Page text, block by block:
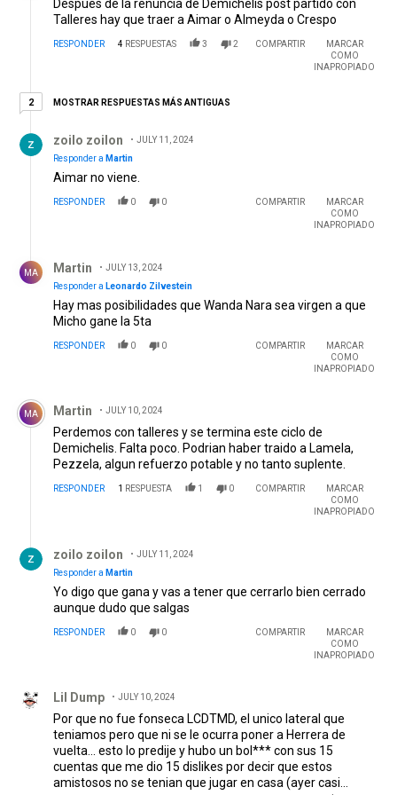
Despues de la renuncia de Demichelis post partido con
Talleres hay que traer a Aimar o Almeyda o Crespo
RESPONDER 4 RESPUESTAS 3 2 COMPARTIR
MARCAR
COMO
INAPROPIADO
22 respuestas más antiguas
MOSTRAR RESPUESTAS MÁS ANTIGUAS
zoilo zoilon
JULY 11, 2024
Responder a Martin
Aimar no viene.
RESPONDER 0 0 COMPARTIR
MARCAR
COMO
INAPROPIADO
MA Martin
JULY 13, 2024
Responder a Leonardo Zilvestein
Hay mas posibilidades que Wanda Nara sea virgen a que
Micho gane la 5ta
RESPONDER 0 0 COMPARTIR
MARCAR
COMO
INAPROPIADO
Comentario de Martin.
MA Martin JULY 10, 2024
Perdemos con talleres y se termina este ciclo de
Demichelis. Falta poco. Podrian haber traido a Lamela,
Pezzela, algun refuerzo potable y no tanto suplente.
RESPONDER 1 RESPUESTA 1 0 COMPARTIR
MARCAR
COMO
INAPROPIADO
zoilo zoilon
JULY 11, 2024
Responder a Martin
Yo digo que gana y vas a tener que cerrarlo bien cerrado
aunque dudo que salgas
RESPONDER 0 0 COMPARTIR
MARCAR
COMO
INAPROPIADO
Lil Dump JULY 10, 2024
Por que no fue fonseca LCDTMD, el unico lateral que
teniamos pero que ni se le ocurra poner a Herrera de
vuelta... esto lo predije y hubo un bol*** con sus 15
cuentas que me dio 15 dislikes por decir que estos
amistosos no se tenian que jugar en casa (ayer casi